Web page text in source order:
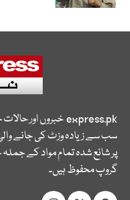
express.pkخبروں اور
سب سے زیادہ وزٹ کی جانے
پر شائع شدہ تمام مواد کے
گروپ محفوظ ہیں۔